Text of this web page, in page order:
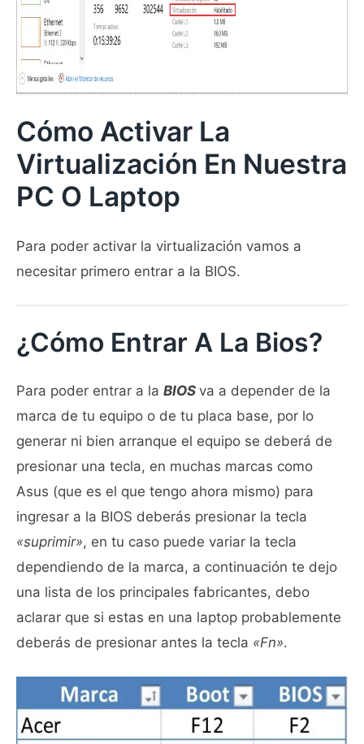
Cómo Activar La
Virtualización En Nuestra
PC O Laptop
Para poder activar la virtualización vamos a
necesitar primero entrar a la BIOS.
¿Cómo Entrar A La Bios?
Para poder entrar a la BIOS va a depender de la
marca de tu equipo o de tu placa base, por lo
generar ni bien arranque el equipo se deberá de
presionar una tecla, en muchas marcas como
Asus (que es el que tengo ahora mismo) para
ingresar a la BIOS deberás presionar la tecla
«suprimir», en tu caso puede variar la tecla
dependiendo de la marca, a continuación te dejo
una lista de los principales fabricantes, debo
aclarar que si estas en una laptop probablemente
deberás de presionar antes la tecla «Fn».